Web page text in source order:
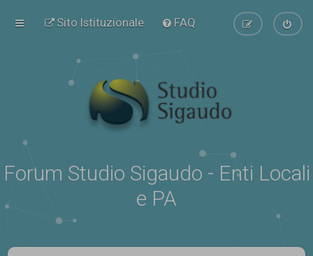
Sito Istituzionale FAQ
Forum Studio Sigaudo - Enti Locali
e PA